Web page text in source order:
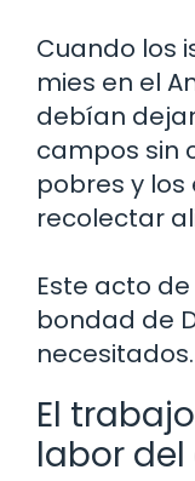
Cuando los
mies en el
debían
campos sin
pobres y
recolectar
Este acto
bondad de
necesitados.
El
labor